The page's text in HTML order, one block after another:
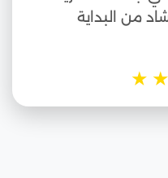
من البداية
★
★